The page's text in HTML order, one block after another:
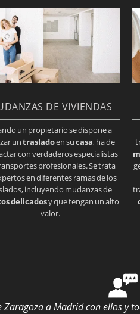
DE VIVIENDAS
un propietario se dispone a
untrasladoen sucasa, ha de
con verdaderos especialistas
profesionales. Se trata
en diferentes ramas de los
incluyendo mudanzas de
delicadosy que tengan un alto
valor.
Zaragoza a Madrid con ellos y